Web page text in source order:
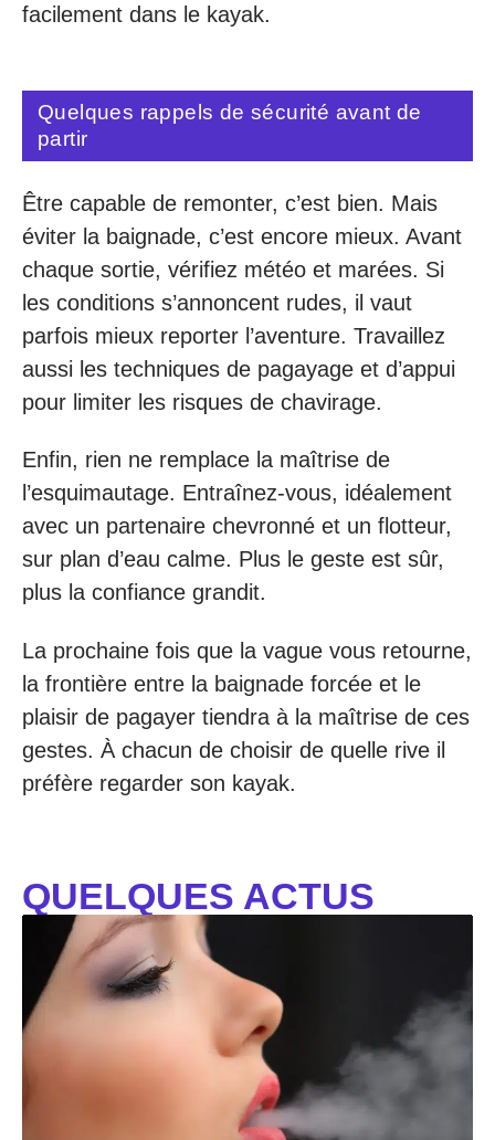
facilement dans le kayak.
Quelques rappels de sécurité avant de
partir
Être capable de remonter, c’est bien. Mais
éviter la baignade, c’est encore mieux. Avant
chaque sortie, vérifiez météo et marées. Si
les conditions s’annoncent rudes, il vaut
parfois mieux reporter l’aventure. Travaillez
aussi les techniques de pagayage et d’appui
pour limiter les risques de chavirage.
Enfin, rien ne remplace la maîtrise de
l’esquimautage. Entraînez-vous, idéalement
avec un partenaire chevronné et un flotteur,
sur plan d’eau calme. Plus le geste est sûr,
plus la confiance grandit.
La prochaine fois que la vague vous retourne,
la frontière entre la baignade forcée et le
plaisir de pagayer tiendra à la maîtrise de ces
gestes. À chacun de choisir de quelle rive il
préfère regarder son kayak.
QUELQUES ACTUS